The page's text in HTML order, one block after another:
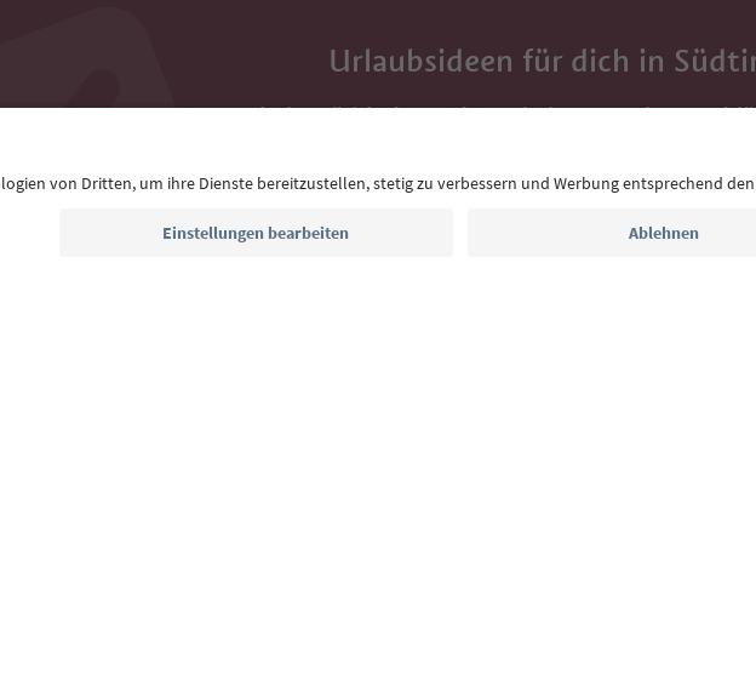
Urlaubsideen für dich in
Mit der Südtirol-Newsletter bekommst du
Postfach.